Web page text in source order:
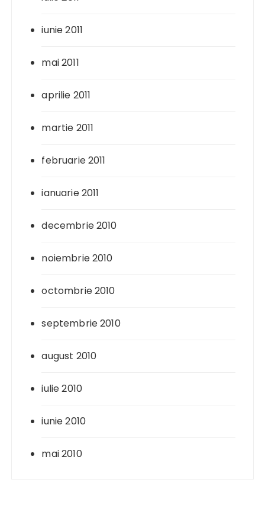
iunie 2011
mai 2011
aprilie 2011
martie 2011
februarie 2011
ianuarie 2011
decembrie 2010
noiembrie 2010
octombrie 2010
septembrie 2010
august 2010
iulie 2010
iunie 2010
mai 2010